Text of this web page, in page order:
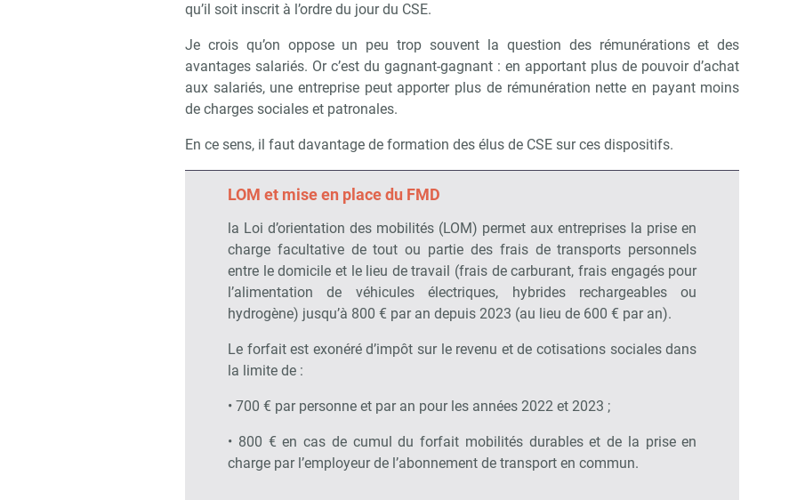
qu’il soit inscrit à l’ordre du jour du CSE.
Je crois qu’on oppose un peu trop souvent la question des rémunérations et des
avantages salariés. Or c’est du gagnant-gagnant : en apportant plus de pouvoir d’achat
aux salariés, une entreprise peut apporter plus de rémunération nette en payant moins
de charges sociales et patronales.
En ce sens, il faut davantage de formation des élus de CSE sur ces dispositifs.
LOM et mise en place du FMD
la Loi d’orientation des mobilités (LOM) permet aux entreprises la prise en
charge facultative de tout ou partie des frais de transports personnels
entre le domicile et le lieu de travail (frais de carburant, frais engagés pour
l’alimentation de véhicules électriques, hybrides rechargeables ou
hydrogène) jusqu’à 800 € par an depuis 2023 (au lieu de 600 € par an).
Le forfait est exonéré d’impôt sur le revenu et de cotisations sociales dans
la limite de :
• 700 € par personne et par an pour les années 2022 et 2023 ;
• 800 € en cas de cumul du forfait mobilités durables et de la prise en
charge par l’employeur de l’abonnement de transport en commun.